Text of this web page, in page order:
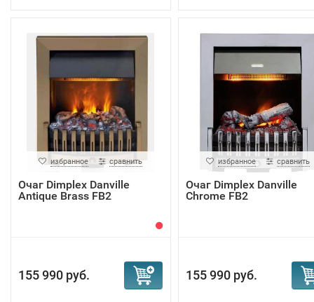
избранное сравнить
Очаг Dimplex Danville
Antique Brass FB2
155 990 руб.
избранное сравнить
Очаг Dimplex Danville
Chrome FB2
155 990 руб.